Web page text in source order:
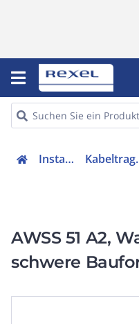
Installation
AWSS 51 A2,
schwere